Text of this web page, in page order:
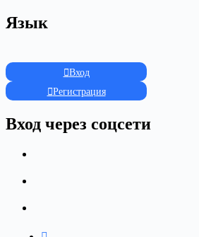
Язык
Вход
Регистрация
Вход через соцсети